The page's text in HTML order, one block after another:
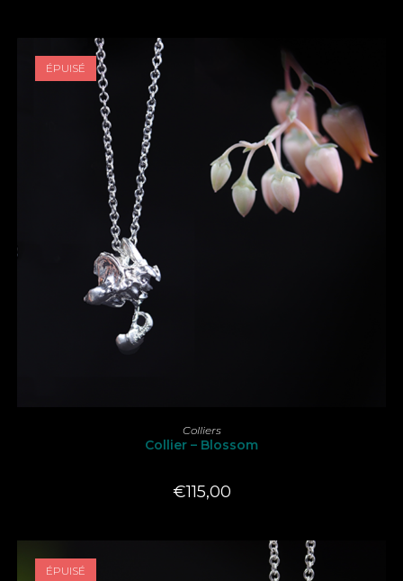
ÉPUISÉ
LIRE LA SUITE
Colliers
Collier – Blossom
€115,00
ÉPUISÉ